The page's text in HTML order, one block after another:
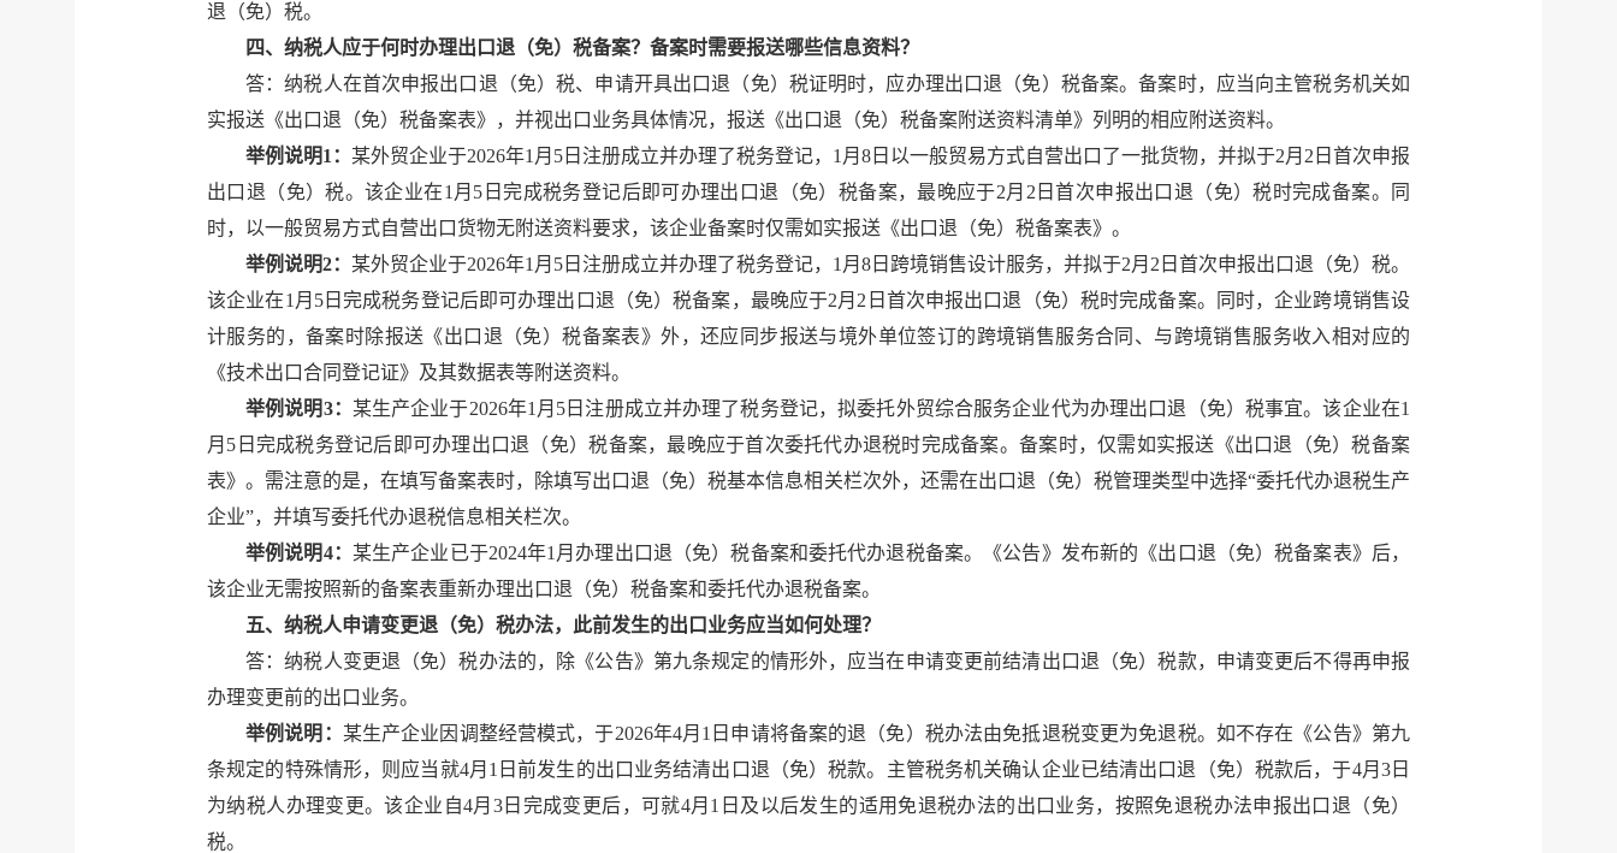
退（免）税。
四、纳税人应于何时办理出口退（免）税备案？备案时需要报送哪些信息资料？
答：纳税人在首次申报出口退（免）税、申请开具出口退（免）税证明时，应办理出口退（免）税备案。备案时，应当向主管税务机关如
实报送《出口退（免）税备案表》，并视出口业务具体情况，报送《出口退（免）税备案附送资料清单》列明的相应附送资料。
举例说明1： 某外贸企业于2026年1月5日注册成立并办理了税务登记，1月8日以一般贸易方式自营出口了一批货物，并拟于2月2日首次申报
出口退（免）税。该企业在1月5日完成税务登记后即可办理出口退（免）税备案，最晚应于2月2日首次申报出口退（免）税时完成备案。同
时，以一般贸易方式自营出口货物无附送资料要求，该企业备案时仅需如实报送《出口退（免）税备案表》。
举例说明2： 某外贸企业于2026年1月5日注册成立并办理了税务登记，1月8日跨境销售设计服务，并拟于2月2日首次申报出口退（免）税。
该企业在1月5日完成税务登记后即可办理出口退（免）税备案，最晚应于2月2日首次申报出口退（免）税时完成备案。同时，企业跨境销售设
计服务的，备案时除报送《出口退（免）税备案表》外，还应同步报送与境外单位签订的跨境销售服务合同、与跨境销售服务收入相对应的
《技术出口合同登记证》及其数据表等附送资料。
举例说明3： 某生产企业于2026年1月5日注册成立并办理了税务登记，拟委托外贸综合服务企业代为办理出口退（免）税事宜。该企业在1
月5日完成税务登记后即可办理出口退（免）税备案，最晚应于首次委托代办退税时完成备案。备案时，仅需如实报送《出口退（免）税备案
表》。需注意的是，在填写备案表时，除填写出口退（免）税基本信息相关栏次外，还需在出口退（免）税管理类型中选择“委托代办退税生产
企业”，并填写委托代办退税信息相关栏次。
举例说明4： 某生产企业已于2024年1月办理出口退（免）税备案和委托代办退税备案。《公告》发布新的《出口退（免）税备案表》后，
该企业无需按照新的备案表重新办理出口退（免）税备案和委托代办退税备案。
五、纳税人申请变更退（免）税办法，此前发生的出口业务应当如何处理？
答：纳税人变更退（免）税办法的，除《公告》第九条规定的情形外，应当在申请变更前结清出口退（免）税款，申请变更后不得再申报
办理变更前的出口业务。
举例说明： 某生产企业因调整经营模式，于2026年4月1日申请将备案的退（免）税办法由免抵退税变更为免退税。如不存在《公告》第九
条规定的特殊情形，则应当就4月1日前发生的出口业务结清出口退（免）税款。主管税务机关确认企业已结清出口退（免）税款后，于4月3日
为纳税人办理变更。该企业自4月3日完成变更后，可就4月1日及以后发生的适用免退税办法的出口业务，按照免退税办法申报出口退（免）
税。